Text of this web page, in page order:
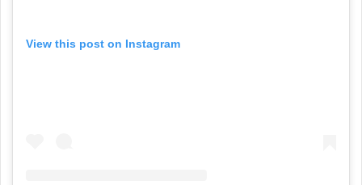
View this post on Instagram